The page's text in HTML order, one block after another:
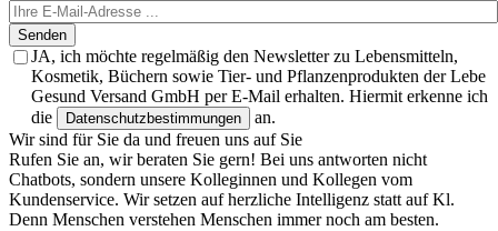
Senden
JA, ich möchte regelmäßig den Newsletter zu Lebensmitteln,
Kosmetik, Büchern sowie Tier- und Pflanzenprodukten der Lebe
Gesund Versand GmbH per E-Mail erhalten. Hiermit erkenne ich
die
Datenschutzbestimmungen
an.
Wir sind für Sie da und freuen uns auf Sie
Rufen Sie an, wir beraten Sie gern! Bei uns antworten nicht
Chatbots, sondern unsere Kolleginnen und Kollegen vom
Kundenservice. Wir setzen auf herzliche Intelligenz statt auf Kl.
Denn Menschen verstehen Menschen immer noch am besten.